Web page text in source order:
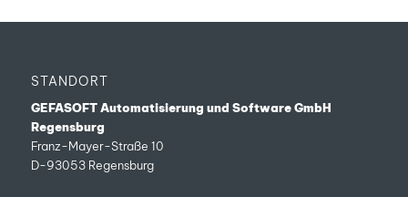
STANDORT
GEFASOFT Automatisierung und Software GmbH
Regensburg
Franz-Mayer-Straße 10
D-93053 Regensburg